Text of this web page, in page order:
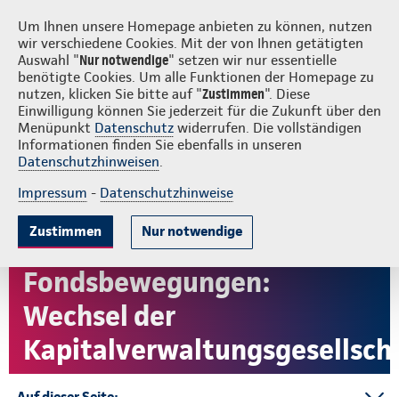
Um Ihnen unsere Homepage anbieten zu können, nutzen
wir verschiedene Cookies. Mit der von Ihnen getätigten
Auswahl "Nur notwendige" setzen wir nur essentielle
benötigte Cookies. Um alle Funktionen der Homepage zu
nutzen, klicken Sie bitte auf "Zustimmen". Diese
Einwilligung können Sie jederzeit für die Zukunft über den
Menüpunkt Datenschutz widerrufen. Die vollständigen
Informationen finden Sie ebenfalls in unseren
Datenschutzhinweisen.
Impressum - Datenschutzhinweise
Zustimmen Nur notwendige
Continentale vor Ort
Fondsbewegungen:
Wechsel der